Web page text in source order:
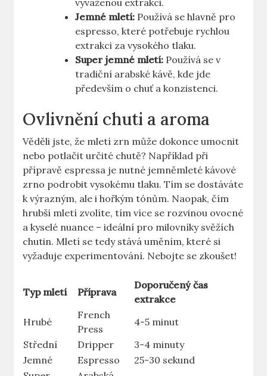
vyváženou extrakci.
Jemné mletí: ⁢Používá se hlavně pro
espresso, které potřebuje rychlou
extrakci za vysokého tlaku.
Super jemné mletí: Používá se v
tradiční arabské kávě, kde‌ jde
především​ o chuť a konzistenci.
Ovlivnění chuti a aroma
Věděli jste, že mletí zrn může dokonce umocnit
nebo potlačit určité chutě? ​Například‍ při
přípravě espressa je nutné jemněmleté kávové
zrno podrobit vysokému tlaku. Tím se dostáváte
k výrazným, ale i ⁤hořkým tónům. Naopak, čím
hrubší mletí zvolíte, tím více ​se rozvinou ovocné
a kyselé nuance⁣ – ideální pro milovníky svěžích
chutin. Mletí se tedy stává uměním, které si
vyžaduje experimentování. Nebojte se zkoušet!
Typ mletí Příprava
Doporučený čas
extrakce
Hrubé
French
Press
4-5 minut
Střední
Dripper
3-4 minuty
Jemné
Espresso
25-30 sekund